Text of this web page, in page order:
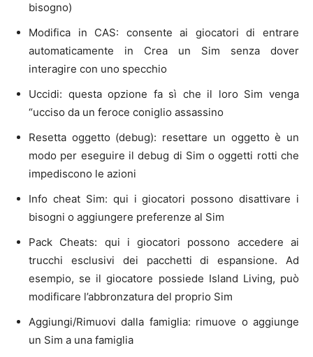
bisogno)
Modifica in CAS: consente ai giocatori di entrare
automaticamente in Crea un Sim senza dover
interagire con uno specchio
Uccidi: questa opzione fa sì che il loro Sim venga
“ucciso da un feroce coniglio assassino
Resetta oggetto (debug): resettare un oggetto è un
modo per eseguire il debug di Sim o oggetti rotti che
impediscono le azioni
Info cheat Sim: qui i giocatori possono disattivare i
bisogni o aggiungere preferenze al Sim
Pack Cheats: qui i giocatori possono accedere ai
trucchi esclusivi dei pacchetti di espansione. Ad
esempio, se il giocatore possiede Island Living, può
modificare l’abbronzatura del proprio Sim
Aggiungi/Rimuovi dalla famiglia: rimuove o aggiunge
un Sim a una famiglia